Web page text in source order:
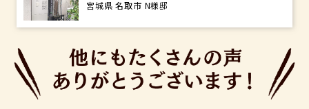
宮城県 名取市 N様邸